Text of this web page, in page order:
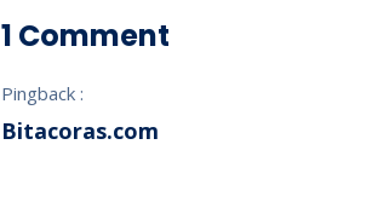
1 Comment
Pingback :
Bitacoras.com